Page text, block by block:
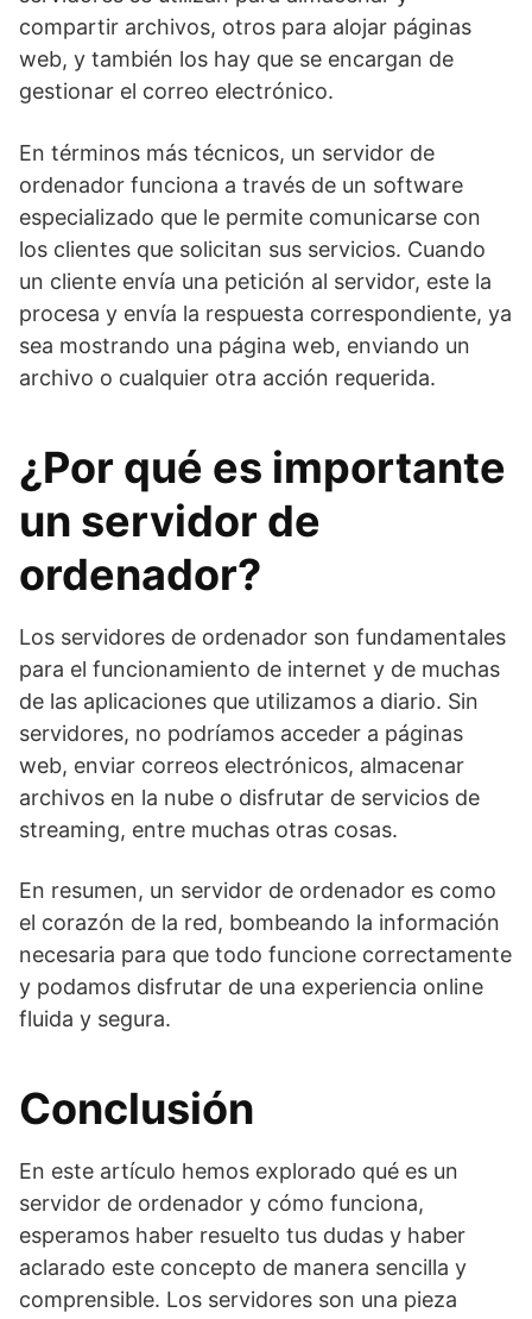
compartir archivos, otros para alojar páginas
web, y también los hay que se encargan de
gestionar el correo electrónico.
En términos más técnicos, un servidor de
ordenador funciona a través de un software
especializado que le permite comunicarse con
los clientes que solicitan sus servicios. Cuando
un cliente envía una petición al servidor, este la
procesa y envía la respuesta correspondiente, ya
sea mostrando una página web, enviando un
archivo o cualquier otra acción requerida.
¿Por qué es importante
un servidor de
ordenador?
Los servidores de ordenador son fundamentales
para el funcionamiento de internet y de muchas
de las aplicaciones que utilizamos a diario. Sin
servidores, no podríamos acceder a páginas
web, enviar correos electrónicos, almacenar
archivos en la nube o disfrutar de servicios de
streaming, entre muchas otras cosas.
En resumen, un servidor de ordenador es como
el corazón de la red, bombeando la información
necesaria para que todo funcione correctamente
y podamos disfrutar de una experiencia online
fluida y segura.
Conclusión
En este artículo hemos explorado qué es un
servidor de ordenador y cómo funciona,
esperamos haber resuelto tus dudas y haber
aclarado este concepto de manera sencilla y
comprensible. Los servidores son una pieza